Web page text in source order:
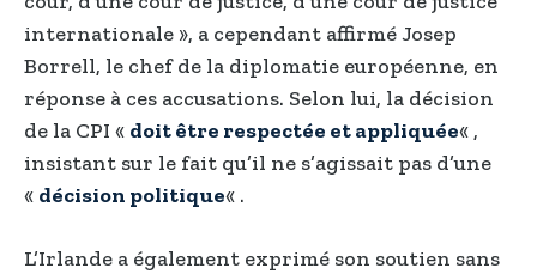
internationale », a cependant affirmé Josep
Borrell, le chef de la diplomatie européenne, en
réponse à ces accusations. Selon lui, la décision
de la CPI « doit être respectée et appliquée« ,
insistant sur le fait qu’il ne s’agissait pas d’une
« décision politique« .
L’Irlande a également exprimé son soutien sans